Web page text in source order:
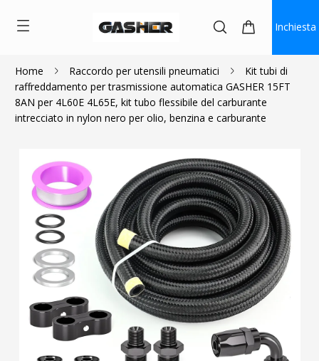
Inchiesta
Home Raccordo per utensili pneumatici
Kit tubi di
raffreddamento per trasmissione automatica GASHER 15FT
8AN per 4L60E 4L65E, kit tubo flessibile del carburante
intrecciato in nylon nero per olio, benzina e carburante
$60.99